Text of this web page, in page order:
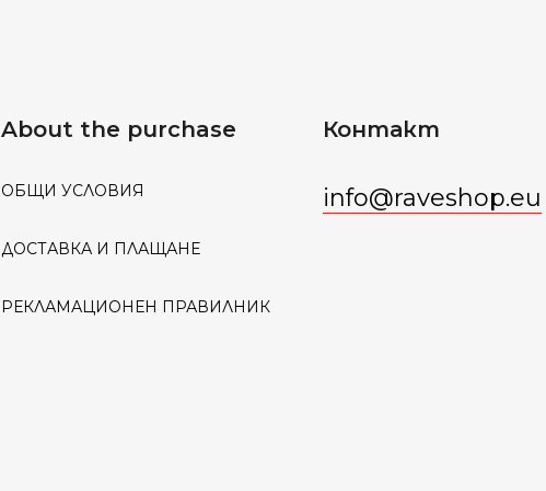
About the purchase
ОБЩИ УСЛОВИЯ
ДОСТАВКА И ПЛАЩАНЕ
РЕКЛАМАЦИОНЕН ПРАВИЛНИК
Контакт
info@raveshop.eu